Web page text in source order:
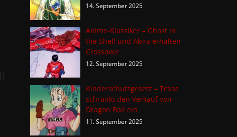
14. September 2025
Anime-Klassiker – Ghost in
the Shell und Akira erhalten
Crossover
12. September 2025
Kinderschutzgesetz – Texas
schränkt den Verkauf von
Dragon Ball ein
11. September 2025